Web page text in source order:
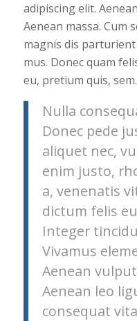
adipiscing elit.
Aenean massa. Cum
magnis dis
mus. Donec quam
eu, pretium quis, sem.
Nulla
Donec pede
aliquet nec,
enim justo,
a, venenatis
dictum felis
Integer
Vivamus
Aenean
Aenean leo
consequat